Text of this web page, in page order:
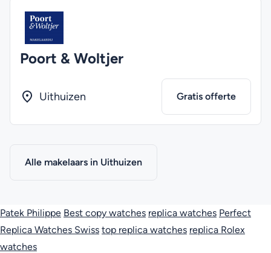
Poort & Woltjer
Uithuizen Gratis offerte
Alle makelaars in Uithuizen
Patek Philippe Best copy watches replica watches Perfect
Replica Watches Swiss top replica watches replica Rolex
watches